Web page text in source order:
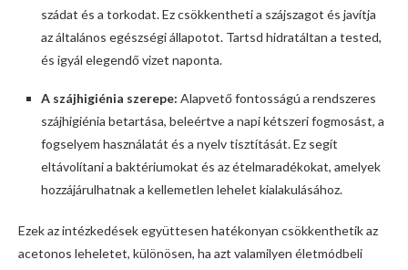
szádat és a torkodat. Ez csökkentheti a szájszagot és javítja
az általános egészségi állapotot. Tartsd hidratáltan a tested,
és igyál elegendő vizet naponta.
A szájhigiénia szerepe: Alapvető fontosságú a rendszeres
szájhigiénia betartása, beleértve a napi kétszeri fogmosást, a
fogselyem használatát és a nyelv tisztítását. Ez segít
eltávolítani a baktériumokat és az ételmaradékokat, amelyek
hozzájárulhatnak a kellemetlen lehelet kialakulásához.
Ezek az intézkedések együttesen hatékonyan csökkenthetik az
acetonos leheletet, különösen, ha azt valamilyen életmódbeli